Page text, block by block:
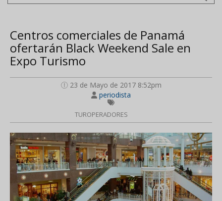
Centros comerciales de Panamá
ofertarán Black Weekend Sale en
Expo Turismo
23 de Mayo de 2017 8:52pm
periodista
TUROPERADORES